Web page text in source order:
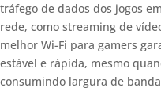
tráfego de dados dos jogos
rede, como streaming de
melhor Wi-Fi para gamers
estável e rápida, mesmo
consumindo largura de